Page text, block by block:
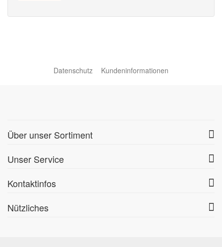
Datenschutz Kundeninformationen
Über unser Sortiment
Unser Service
Kontaktinfos
Nützliches